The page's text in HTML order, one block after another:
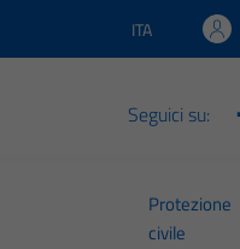
Lingua attiva:
ITA
Seguici su:
Protezione
civile